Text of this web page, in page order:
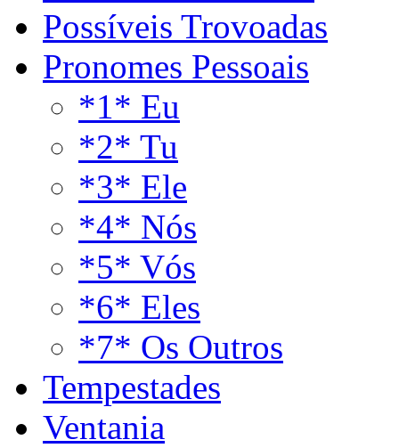
Possíveis Trovoadas
Pronomes Pessoais
*1* Eu
*2* Tu
*3* Ele
*4* Nós
*5* Vós
*6* Eles
*7* Os Outros
Tempestades
Ventania